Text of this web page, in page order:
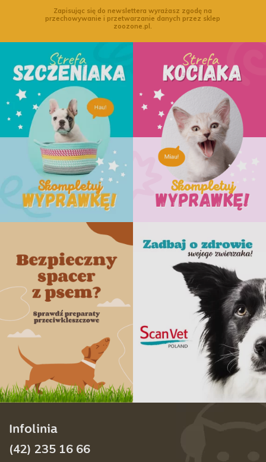
Zapisując się do newslettera wyrażasz zgodę na
przechowywanie i przetwarzanie danych przez sklep
zoozone.pl.
Infolinia
(42) 235 16 66